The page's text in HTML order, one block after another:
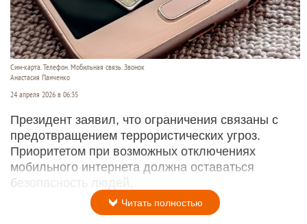
Сим-карта. Телефон. Мобильная связь. Звонок
Анастасия Панченко
24 апреля 2026 в 06:35
Президент заявил, что ограничения связаны с
предотвращением террористических угроз.
Приоритетом при возможных отключениях
мобильного интернета должна оставаться
безопасность людей.
Читать полностью